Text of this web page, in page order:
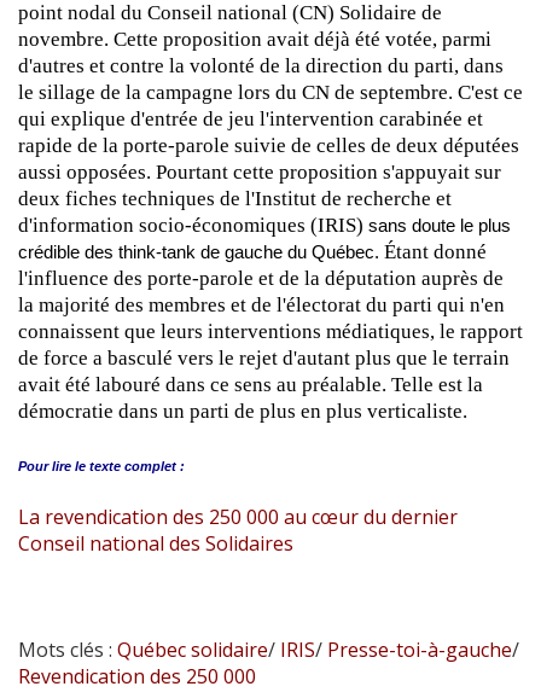
point nodal du Conseil national (CN) Solidaire de
novembre. Cette proposition avait déjà été votée, parmi
d'autres et contre la volonté de la direction du parti, dans
le sillage de la campagne lors du CN de septembre. C'est ce
qui explique d'entrée de jeu l'intervention carabinée et
rapide de la porte-parole suivie de celles de deux députées
aussi opposées. Pourtant cette proposition s'appuyait sur
deux fiches techniques de l'Institut de recherche et
d'information socio-économiques (IRIS) sans doute le plus
crédible des think-tank de gauche du Québec. Étant donné
l'influence des porte-parole et de la députation auprès de
la majorité des membres et de l'électorat du parti qui n'en
connaissent que leurs interventions médiatiques, le rapport
de force a basculé vers le rejet d'autant plus que le terrain
avait été labouré dans ce sens au préalable. Telle est la
démocratie dans un parti de plus en plus verticaliste.
Pour lire le texte complet :
La revendication des 250 000 au cœur du dernier
Conseil national des Solidaires
Mots clés : Québec solidaire/ IRIS/ Presse-toi-à-gauche/
Revendication des 250 000